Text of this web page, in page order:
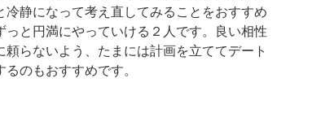
冷静になって考え直してみることをおすすめ
っと円満にやっていける２人です。良い相性
らないよう、たまには計画を立ててデート
のもおすすめです。